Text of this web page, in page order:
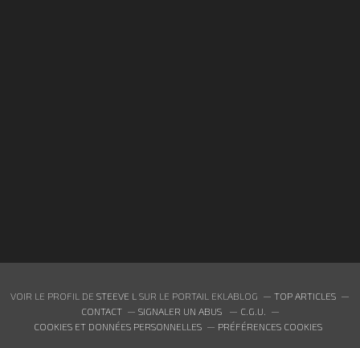
VOIR LE PROFIL DE STEEVE L SUR LE PORTAIL EKLABLOG
TOP ARTICLES
CONTACT
SIGNALER UN ABUS
C.G.U.
COOKIES ET DONNÉES PERSONNELLES
PRÉFÉRENCES COOKIES